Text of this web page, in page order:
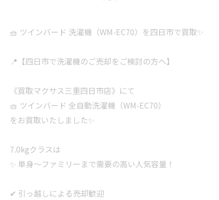
🧺 ツインバード 洗濯機（WM-EC70）を四日市で買取✨
📍【四日市で洗濯機のご売却をご検討の方へ】
《買取マクサス三重四日市店》にて
🧺 ツインバード 全自動洗濯機（WM-EC70）
をお買取いたしました✨
7.0kgクラスは
✨ 単身〜ファミリーまで需要の高い人気容量！
✔ 引っ越しによる売却歓迎